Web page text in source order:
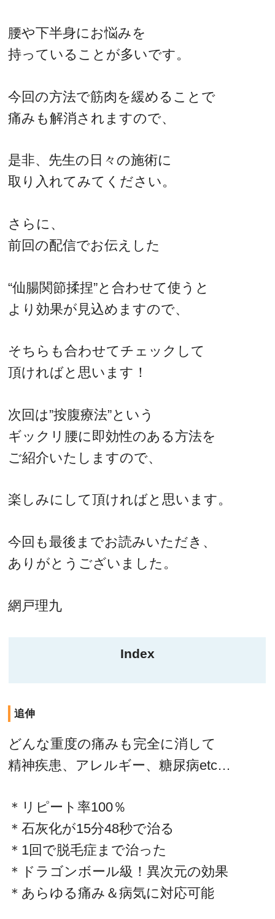
腰や下半身にお悩みを
持っていることが多いです。
今回の方法で筋肉を緩めることで
痛みも解消されますので、
是非、先生の日々の施術に
取り入れてみてください。
さらに、
前回の配信でお伝えした
“仙腸関節揉捏”と合わせて使うと
より効果が見込めますので、
そちらも合わせてチェックして
頂ければと思います！
次回は”按腹療法”という
ギックリ腰に即効性のある方法を
ご紹介いたしますので、
楽しみにして頂ければと思います。
今回も最後までお読みいただき、
ありがとうございました。
網戸理九
Index
追伸
どんな重度の痛みも完全に消して
精神疾患、アレルギー、糖尿病etc…
＊リピート率100％
＊石灰化が15分48秒で治る
＊1回で脱毛症まで治った
＊ドラゴンボール級！異次元の効果
＊あらゆる痛み＆病気に対応可能